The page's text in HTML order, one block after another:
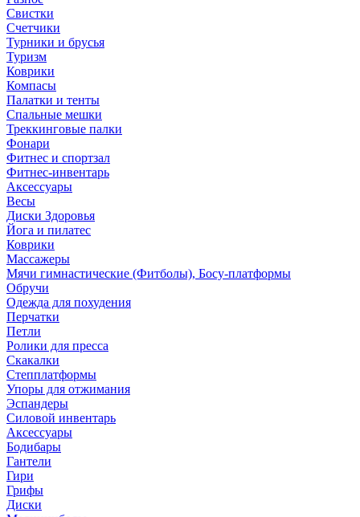
Свистки
Счетчики
Турники и брусья
Туризм
Коврики
Компасы
Палатки и тенты
Спальные мешки
Треккинговые палки
Фонари
Фитнес и спортзал
Фитнес-инвентарь
Аксессуары
Весы
Диски Здоровья
Йога и пилатес
Коврики
Массажеры
Мячи гимнастические (Фитболы), Босу-платформы
Обручи
Одежда для похудения
Перчатки
Петли
Ролики для пресса
Скакалки
Степплатформы
Упоры для отжимания
Эспандеры
Силовой инвентарь
Аксессуары
Бодибары
Гантели
Гири
Грифы
Диски